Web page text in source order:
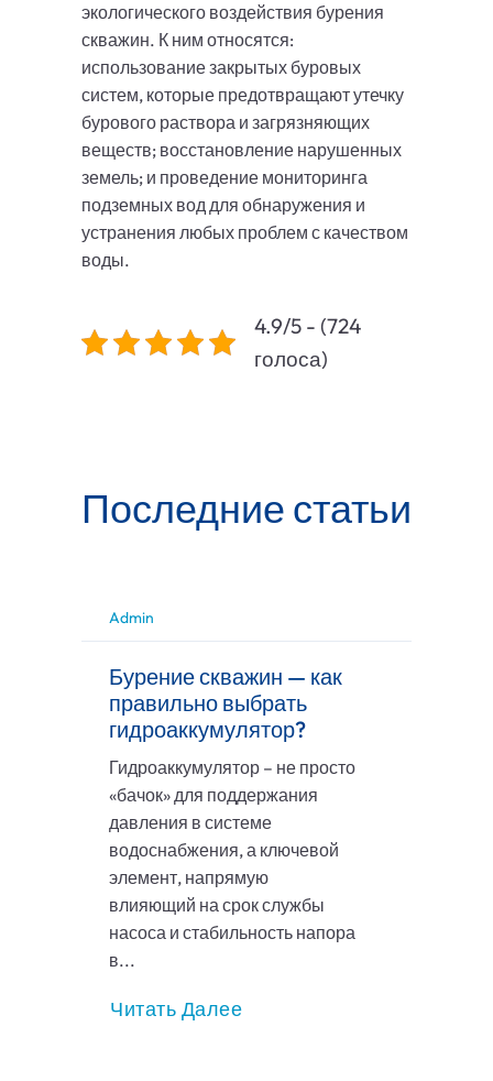
экологического воздействия бурения
скважин. К ним относятся:
использование закрытых буровых
систем, которые предотвращают утечку
бурового раствора и загрязняющих
веществ; восстановление нарушенных
земель; и проведение мониторинга
подземных вод для обнаружения и
устранения любых проблем с качеством
воды.
4.9/5 - (724
голоса)
Последние статьи
Admin
Бурение скважин — как
правильно выбрать
гидроаккумулятор?
Гидроаккумулятор – не просто
«бачок» для поддержания
давления в системе
водоснабжения, а ключевой
элемент, напрямую
влияющий на срок службы
насоса и стабильность напора
в...
Читать Далее